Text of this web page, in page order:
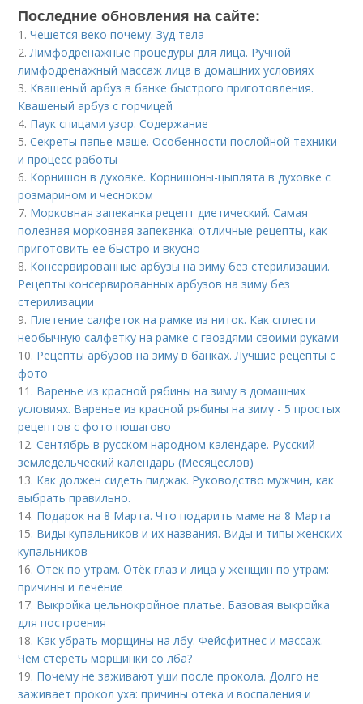
Последние обновления на сайте:
1.Чешется веко почему. Зуд тела
2.Лимфодренажные процедуры для лица. Ручной
лимфодренажный массаж лица в домашних условиях
3. Квашеный арбуз в банке быстрого приготовления.
Квашеный арбуз с горчицей
4. Паук спицами узор. Содержание
5.Секреты папье-маше. Особенности послойной техники
и процесс работы
6. Корнишон в духовке. Корнишоны-цыплята в духовке с
розмарином и чесноком
7. Морковная запеканка рецепт диетический. Самая
полезная морковная запеканка: отличные рецепты, как
приготовить ее быстро и вкусно
8. Консервированные арбузы на зиму без стерилизации.
Рецепты консервированных арбузов на зиму без
стерилизации
9. Плетение салфеток на рамке из ниток. Как сплести
необычную салфетку на рамке с гвоздями своими руками
10. Рецепты арбузов на зиму в банках. Лучшие рецепты с
фото
11. Варенье из красной рябины на зиму в домашних
условиях. Варенье из красной рябины на зиму - 5 простых
рецептов с фото пошагово
12.Сентябрь в русском народном календаре. Русский
земледельческий календарь (Месяцеслов)
13. Как должен сидеть пиджак. Руководство мужчин, как
выбрать правильно.
14. Подарок на 8 Марта. Что подарить маме на 8 Марта
15. Виды купальников и их названия. Виды и типы женских
купальников
16.Отек по утрам. Отёк глаз и лица у женщин по утрам:
причины и лечение
17. Выкройка цельнокройное платье. Базовая выкройка
для построения
18. Как убрать морщины на лбу. Фейсфитнес и массаж.
Чем стереть морщинки со лба?
19. Почему не заживают уши после прокола. Долго не
заживает прокол уха: причины отека и воспаления и